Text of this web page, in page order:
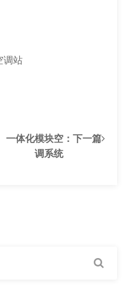
调站
一体化模块空
调系统
：下一篇